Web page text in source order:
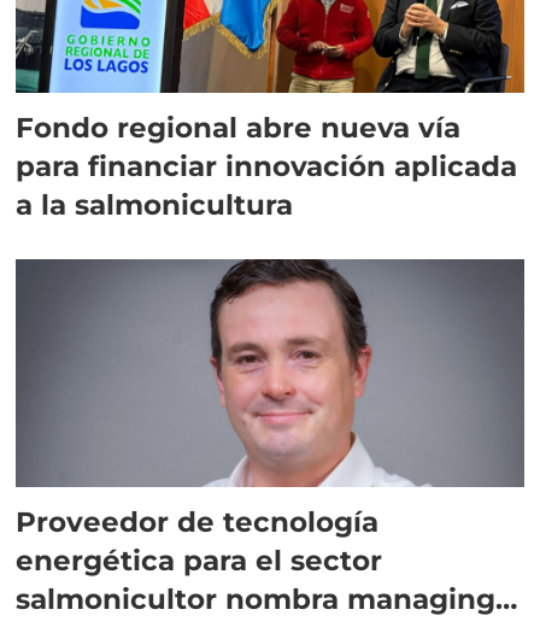
Fondo regional abre nueva vía
para financiar innovación aplicada
a la salmonicultura
Proveedor de tecnología
energética para el sector
salmonicultor nombra managing